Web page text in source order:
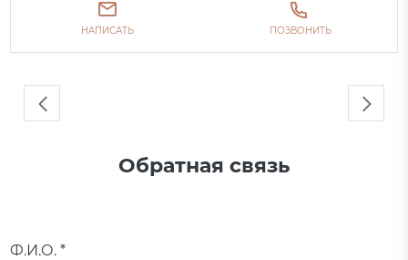
НАПИСАТЬ ПОЗВОНИТЬ
Обратная связь
Ф.И.О. *